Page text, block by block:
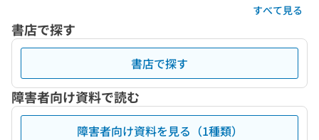
すべて見る
書店で探す
書店で探す
障害者向け資料で読む
障害者向け資料を見る（1種類）